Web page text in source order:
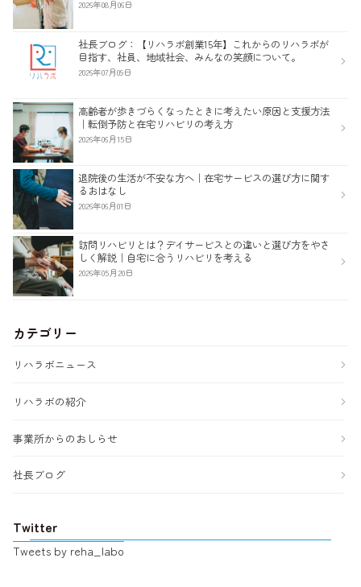
2026年08月06日
社長ブログ：【リハラボ創業15年】これからのリハラボが
目指す、社員、地域社会、みんなの笑顔について。
2026年07月09日
高齢者が歩きづらくなったときに考えたい原因と支援方法
｜転倒予防と在宅リハビリの考え方
2026年06月15日
退院後の生活が不安な方へ｜在宅サービスの選び方に関す
るおはなし
2026年06月01日
訪問リハビリとは？デイサービスとの違いと選び方をやさ
しく解説｜自宅に合うリハビリを考える
2026年05月20日
カテゴリー
リハラボニュース
リハラボの紹介
事業所からのおしらせ
社長ブログ
Twitter
Tweets by reha_labo